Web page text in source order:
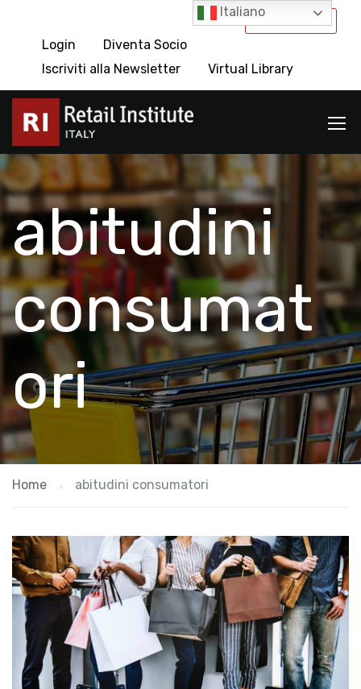
International
Login
Diventa Socio
Iscriviti alla Newsletter
Virtual Library
abitudini
consumat
ori
Home abitudini consumatori
Italiano